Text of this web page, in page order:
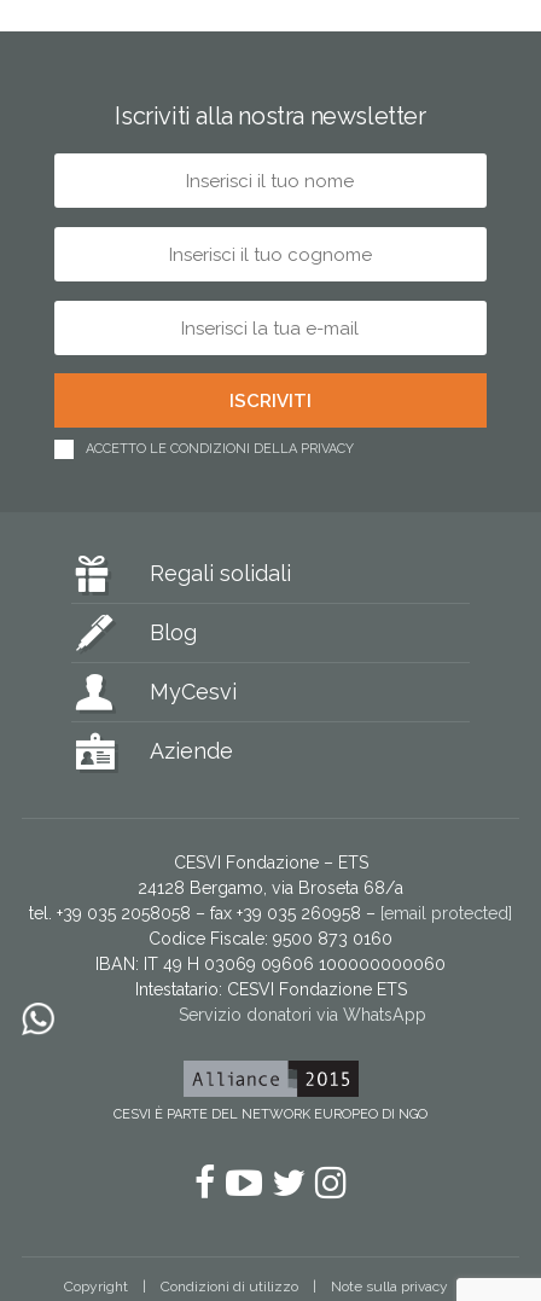
Iscriviti alla nostra newsletter
ACCETTO LE CONDIZIONI DELLA PRIVACY
Regali solidali
Blog
MyCesvi
Aziende
CESVI Fondazione – ETS
24128 Bergamo, via Broseta 68/a
tel. +39 035 2058058 – fax +39 035 260958 – [email protected]
Codice Fiscale: 9500 873 0160
IBAN: IT 49 H 03069 09606 100000000060
Intestatario: CESVI Fondazione ETS
Servizio donatori via WhatsApp
CESVI È PARTE DEL NETWORK EUROPEO DI NGO
Facebook
YouTube
Twitter
Instagram
Copyright Condizioni di utilizzo
Note sulla privacy